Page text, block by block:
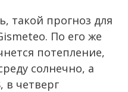
такой прогноз для
По его же
потепление,
солнечно, а
в четверг